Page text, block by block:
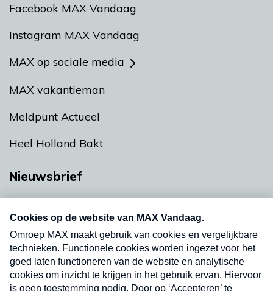
Facebook MAX Vandaag
Instagram MAX Vandaag
MAX op sociale media
MAX vakantieman
Meldpunt Actueel
Heel Holland Bakt
Nieuwsbrief
nieuwsbrief. Elke vrijdag- en dinsdagochtend in
uw mailbox.
Verzend